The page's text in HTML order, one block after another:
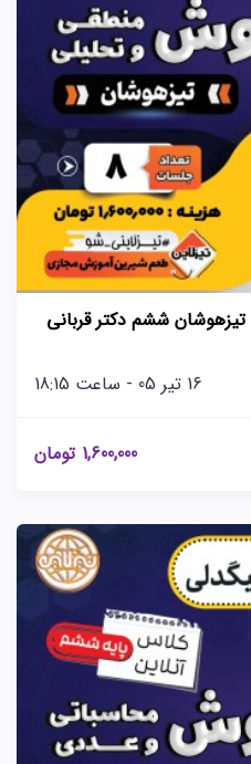
ششم دکتر قربانی
16 تیر 05 - ساعت 18:15
1,600,000 تومان